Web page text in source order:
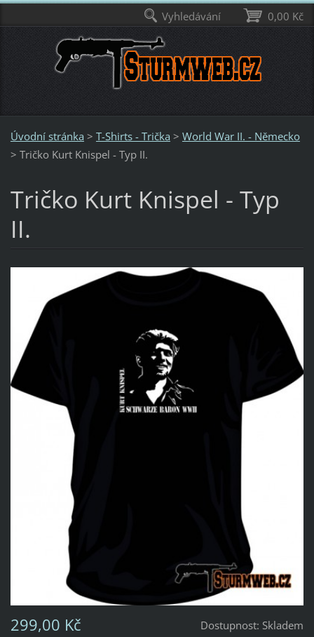
Úvodní stránka > T-Shirts - Trička > World War II. - Německo
> Tričko Kurt Knispel - Typ II.
Tričko Kurt Knispel - Typ
II.
Dostupnost: Skladem
299,00 Kč
0,00 Kč
Vyhledávání